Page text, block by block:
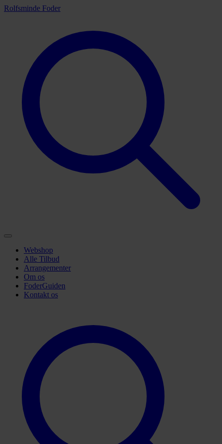
Rolfsminde Foder
Webshop
Alle Tilbud
Arrangementer
Om os
FoderGuiden
Kontakt os